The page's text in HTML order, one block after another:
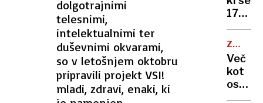
dolgotrajnimi
telesnimi,
intelektualnimi ter
duševnimi okvarami,
so v letošnjem oktobru
pripravili projekt VSI!
mladi, zdravi, enaki, ki
a
srečni"
se
tudi
med
17
dni
ni
mogla
ločiti
od
trupla
SE
JE
Več
kot
let